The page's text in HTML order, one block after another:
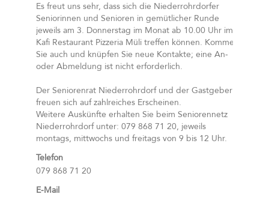
Es freut uns sehr, dass sich die Niederrohrdorfer
Seniorinnen und Senioren in gemütlicher Runde
jeweils am 3. Donnerstag im Monat ab 10.00 Uhr im
Kafi Restaurant Pizzeria Müli treffen können. Kommen
Sie auch und knüpfen Sie neue Kontakte; eine An-
oder Abmeldung ist nicht erforderlich.
Der Seniorenrat Niederrohrdorf und der Gastgeber
freuen sich auf zahlreiches Erscheinen.
Weitere Auskünfte erhalten Sie beim Seniorennetz
Niederrohrdorf unter: 079 868 71 20, jeweils
montags, mittwochs und freitags von 9 bis 12 Uhr.
Telefon
079 868 71 20
E-Mail